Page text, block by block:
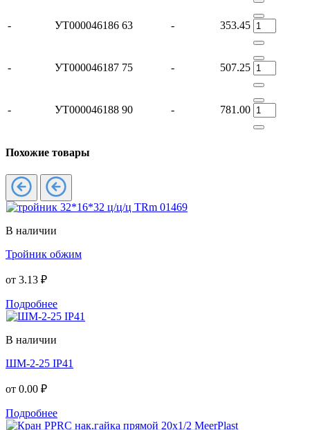
- УТ000046186 63 - 353.45
- УТ000046187 75 - 507.25
- УТ000046188 90 - 781.00
Похожие товары
В наличии
Тройник обжим
от 3.13 ₽
Подробнее
В наличии
ШМ-2-25 IP41
от 0.00 ₽
Подробнее